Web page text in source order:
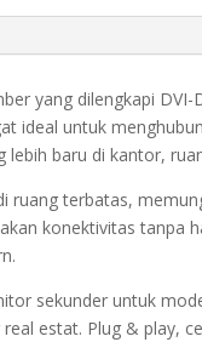
yang dilengkapi DVI-
ideal untuk
baru di kantor,
ruang terbatas,
konektivitas tanpa
sekunder untuk
estat. Plug & play,